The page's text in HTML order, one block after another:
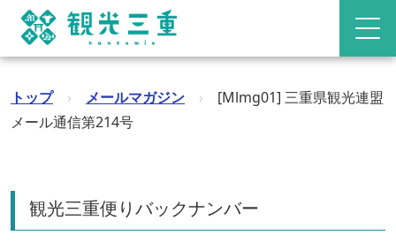
トップ › メールマガジン ›
[Mlmg01] 三重県観光連盟
メール通信第214号
観光三重便りバックナンバー